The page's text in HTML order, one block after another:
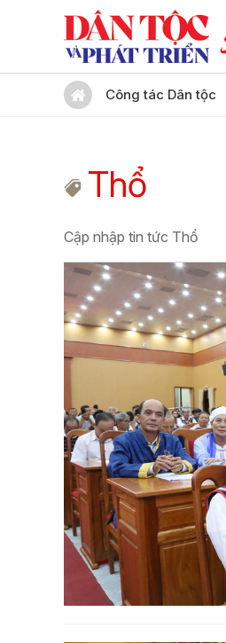
Công tác Dân tộc
Thổ
Cập nhập tin tức Thổ